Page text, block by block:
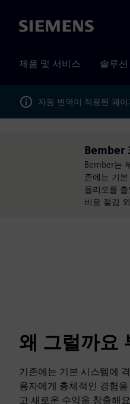
Siemens
제품 및 서비스 솔루션
자동 번역이 적용된 페
Bember
Bember는
존에는 기
폴리오를
비용 절감
왜 그럴까요
기존에는 기본 시스템에
용자에게 총체적인 경험
고 새로운 수익을 창출해